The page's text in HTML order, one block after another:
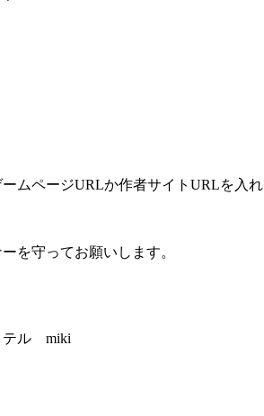
ムページURLか作者サイトURLを入れ
を守ってお願いします。
ル miki